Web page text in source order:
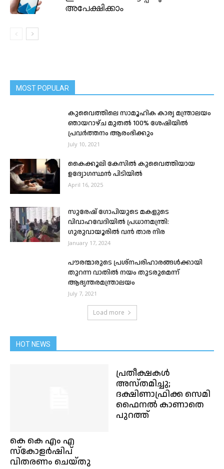
അപേക്ഷിക്കാം
MOST POPULAR
കുവൈത്തിലെ സാമൂഹിക കാര്യ മന്ത്രാലയം
ഞായറാഴ്ച മുതൽ 100% ശേഷിയിൽ
പ്രവർത്തനം ആരംഭിക്കും
July 10, 2021
കൈക്കൂലി കേസിൽ കുവൈത്തിയായ
ഉദ്യോഗസ്ഥൻ പിടിയിൽ
April 16, 2025
സുരേഷ് ഗോപിയുടെ മകളുടെ
വിവാഹവേദിയിൽ പ്രധാനമന്ത്രി:
ഗുരുവായൂരില്‍ വന്‍ താര നിര
January 17, 2024
പൗരന്മാരുടെ പ്രശ്നപരിഹാരങ്ങൾക്കായി
തുറന്ന വാതിൽ നയം തുടരുമെന്ന്
ആഭ്യന്തരമന്ത്രാലയം
July 7, 2021
Load more
HOT NEWS
കെ കെ എം എ
സ്കോളർഷിപ്
വിതരണം ചെയ്തു
പ്രതീക്ഷകള്‍
അസ്തമിച്ചു;
ദക്ഷിണാഫ്രിക്ക സെമി
ഫൈനല്‍ കാണാതെ
പുറത്ത്